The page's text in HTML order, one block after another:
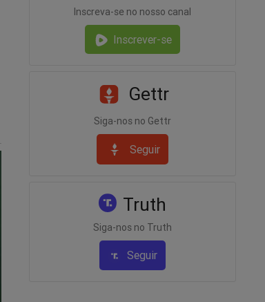
Inscreva-se no nosso canal
Inscrever-se
Gettr
Siga-nos no Gettr
Seguir
Truth
Siga-nos no Truth
Seguir